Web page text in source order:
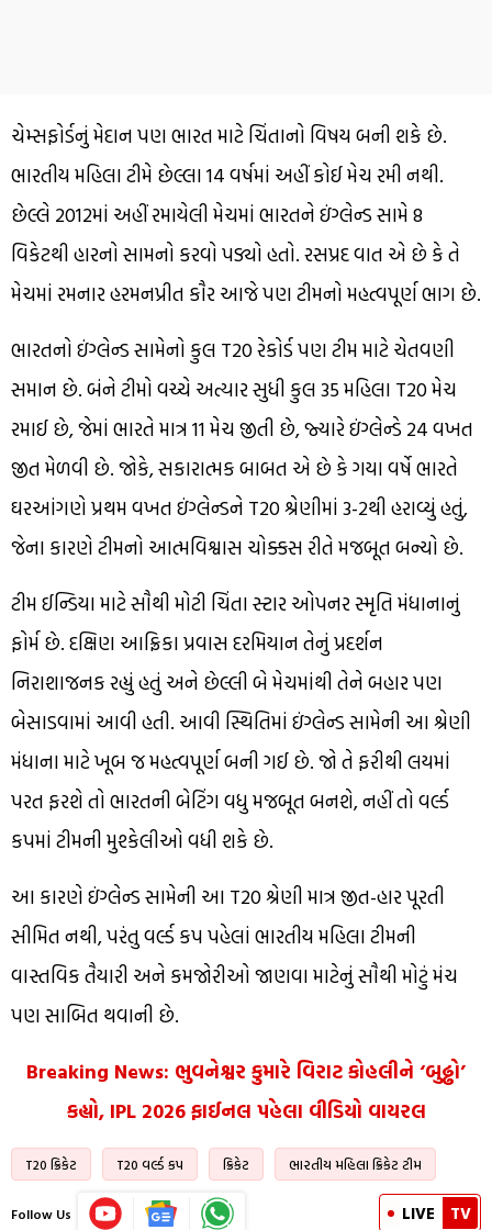
ચેમ્સફોર્ડનું મેદાન પણ ભારત માટે ચિંતાનો વિષય બની શકે છે.
ભારતીય મહિલા ટીમે છેલ્લા 14 વર્ષમાં અહીં કોઈ મેચ રમી નથી.
છેલ્લે 2012માં અહીં રમાયેલી મેચમાં ભારતને ઇંગ્લેન્ડ સામે 8
વિકેટથી હારનો સામનો કરવો પડ્યો હતો. રસપ્રદ વાત એ છે કે તે
મેચમાં રમનાર હરમનપ્રીત કૌર આજે પણ ટીમનો મહત્વપૂર્ણ ભાગ છે.
ભારતનો ઇંગ્લેન્ડ સામેનો કુલ T20 રેકોર્ડ પણ ટીમ માટે ચેતવણી
સમાન છે. બંને ટીમો વચ્ચે અત્યાર સુધી કુલ 35 મહિલા T20 મેચ
રમાઈ છે, જેમાં ભારતે માત્ર 11 મેચ જીતી છે, જ્યારે ઇંગ્લેન્ડે 24 વખત
જીત મેળવી છે. જોકે, સકારાત્મક બાબત એ છે કે ગયા વર્ષે ભારતે
ઘરઆંગણે પ્રથમ વખત ઇંગ્લેન્ડને T20 શ્રેણીમાં 3-2થી હરાવ્યું હતું,
જેના કારણે ટીમનો આત્મવિશ્વાસ ચોક્કસ રીતે મજબૂત બન્યો છે.
ટીમ ઈન્ડિયા માટે સૌથી મોટી ચિંતા સ્ટાર ઓપનર સ્મૃતિ મંધાનાનું
ફોર્મ છે. દક્ષિણ આફ્રિકા પ્રવાસ દરમિયાન તેનું પ્રદર્શન
નિરાશાજનક રહ્યું હતું અને છેલ્લી બે મેચમાંથી તેને બહાર પણ
બેસાડવામાં આવી હતી. આવી સ્થિતિમાં ઇંગ્લેન્ડ સામેની આ શ્રેણી
મંધાના માટે ખૂબ જ મહત્વપૂર્ણ બની ગઈ છે. જો તે ફરીથી લયમાં
પરત ફરશે તો ભારતની બેટિંગ વધુ મજબૂત બનશે, નહીં તો વર્લ્ડ
કપમાં ટીમની મુશ્કેલીઓ વધી શકે છે.
આ કારણે ઇંગ્લેન્ડ સામેની આ T20 શ્રેણી માત્ર જીત-હાર પૂરતી
સીમિત નથી, પરંતુ વર્લ્ડ કપ પહેલાં ભારતીય મહિલા ટીમની
વાસ્તવિક તૈયારી અને કમજોરીઓ જાણવા માટેનું સૌથી મોટું મંચ
પણ સાબિત થવાની છે.
Breaking News: ભુવનેશ્વર કુમારે વિરાટ કોહલીને ‘બુઢ્ઢો’
કહ્યો, IPL 2026 ફાઈનલ પહેલા વીડિયો વાયરલ
T20 ક્રિકેટ T20 વર્લ્ડ કપ ક્રિકેટ ભારતીય મહિલા ક્રિકેટ ટીમ
Follow Us LIVE TV